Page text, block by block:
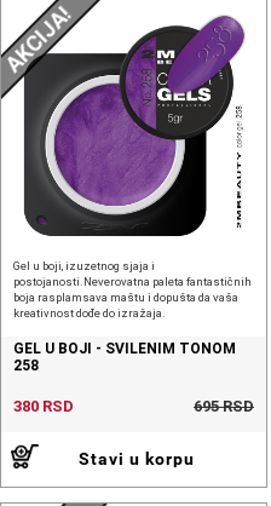
AKCIJA!
Gel u boji, izuzetnog sjaja i
postojanosti.Neverovatna paleta fantastičnih
boja rasplamsava maštu i dopušta da vaša
kreativnost dođe do izražaja.
GEL U BOJI - SVILENIM TONOM
258
380 RSD 695 RSD
Stavi u korpu